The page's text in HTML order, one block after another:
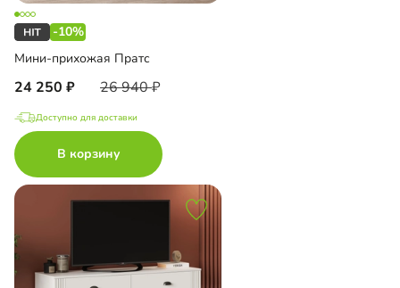
-10%
Мини-прихожая Пратс
24 250 26 940
Доступно для доставки
В корзину